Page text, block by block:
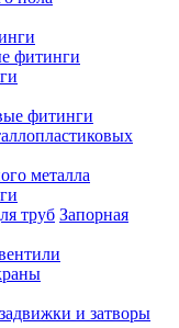
фитинги
фитинги
металла
Запорная
и затворы